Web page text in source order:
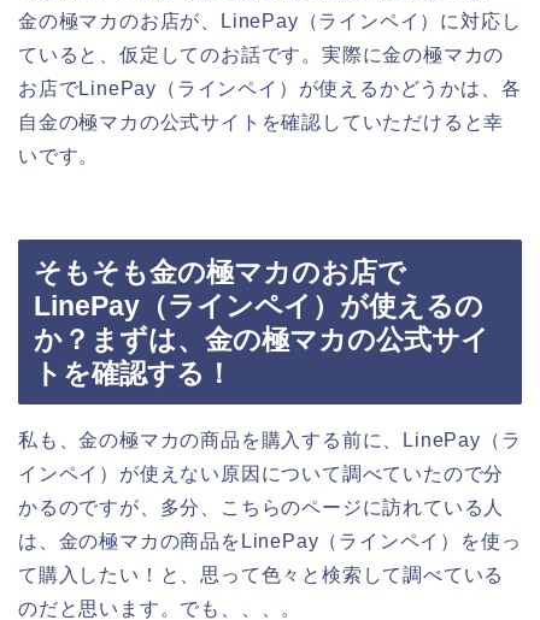
金の極マカのお店が、LinePay（ラインペイ）に対応し
ていると、仮定してのお話です。実際に金の極マカの
お店でLinePay（ラインペイ）が使えるかどうかは、各
自金の極マカの公式サイトを確認していただけると幸
いです。
そもそも金の極マカのお店で
LinePay（ラインペイ）が使えるの
か？まずは、金の極マカの公式サイ
トを確認する！
私も、金の極マカの商品を購入する前に、LinePay（ラ
インペイ）が使えない原因について調べていたので分
かるのですが、多分、こちらのページに訪れている人
は、金の極マカの商品をLinePay（ラインペイ）を使っ
て購入したい！と、思って色々と検索して調べている
のだと思います。でも、、、。